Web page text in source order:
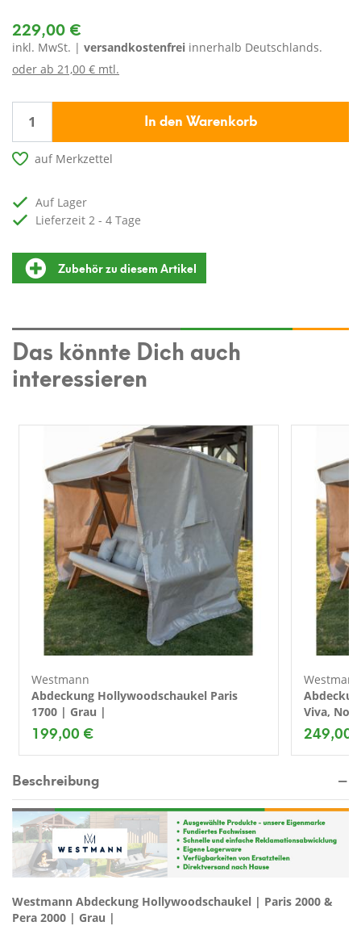
229,00 €
inkl. MwSt. | versandkostenfrei innerhalb Deutschlands.
oder ab 21,00 € mtl.
In den Warenkorb
auf Merkzettel
auf Lager
Lieferzeit 2 - 4 Tage
Zubehör zu diesem Artikel
Das könnte Dich auch
interessieren
Westmann
Abdeckung Hollywoodschaukel Paris
1700 | Grau |
199,00 €
Westmann
Viva,
249,00
Beschreibung
Westmann Abdeckung Hollywoodschaukel | Paris 2000 &
Pera 2000 | Grau |